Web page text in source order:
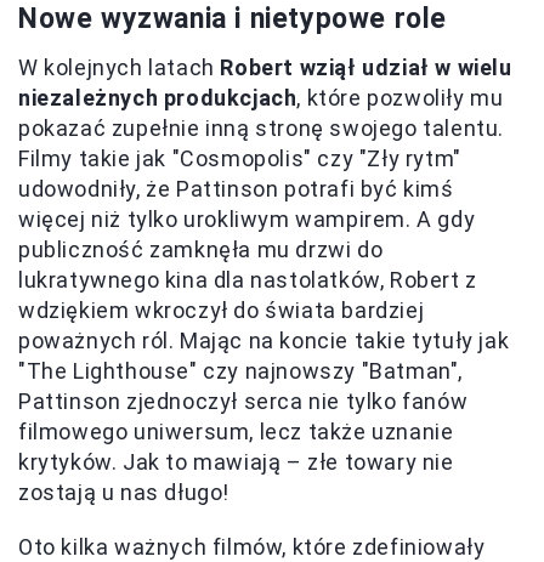
Nowe wyzwania i nietypowe role
W kolejnych latach Robert wziął udział w wielu
niezależnych produkcjach, które pozwoliły mu
pokazać zupełnie inną stronę swojego talentu.
Filmy takie jak "Cosmopolis" czy "Zły rytm"
udowodniły, że Pattinson potrafi być kimś
więcej niż tylko urokliwym wampirem. A gdy
publiczność zamknęła mu drzwi do
lukratywnego kina dla nastolatków, Robert z
wdziękiem wkroczył do świata bardziej
poważnych ról. Mając na koncie takie tytuły jak
"The Lighthouse" czy najnowszy "Batman",
Pattinson zjednoczył serca nie tylko fanów
filmowego uniwersum, lecz także uznanie
krytyków. Jak to mawiają – złe towary nie
zostają u nas długo!
Oto kilka ważnych filmów, które zdefiniowały